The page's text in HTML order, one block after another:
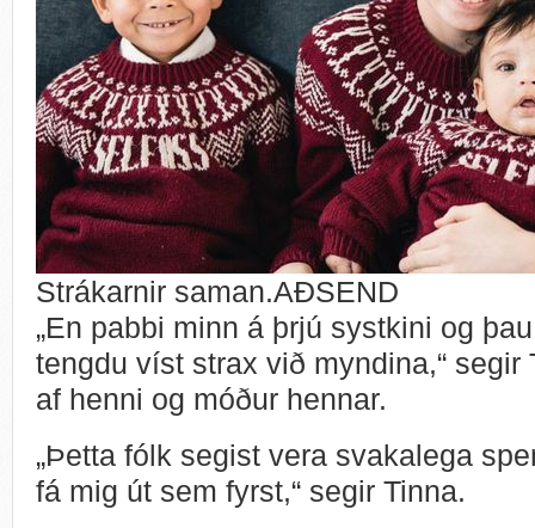
Strákarnir saman.AÐSEND
„En pabbi minn á þrjú systkini og
tengdu víst strax við myndina,“
af henni og móður hennar.
„Þetta fólk segist vera svakalega
fá mig út sem fyrst,“ segir Tinna.